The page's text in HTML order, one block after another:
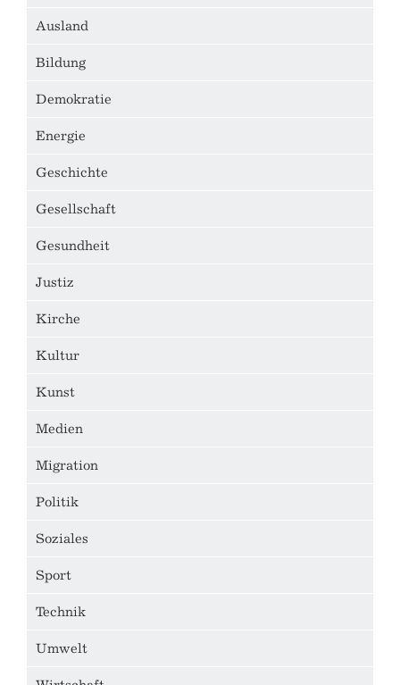
Ausland
Bildung
Demokratie
Energie
Geschichte
Gesellschaft
Gesundheit
Justiz
Kirche
Kultur
Kunst
Medien
Migration
Politik
Soziales
Sport
Technik
Umwelt